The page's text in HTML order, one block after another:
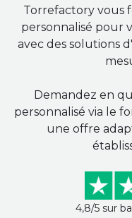
Torrefactory vous
personnalisé pour
avec des solutions
Demandez en
personnalisé via le
une offre
4,8/5 sur